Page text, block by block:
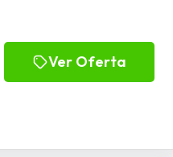
Ver Oferta